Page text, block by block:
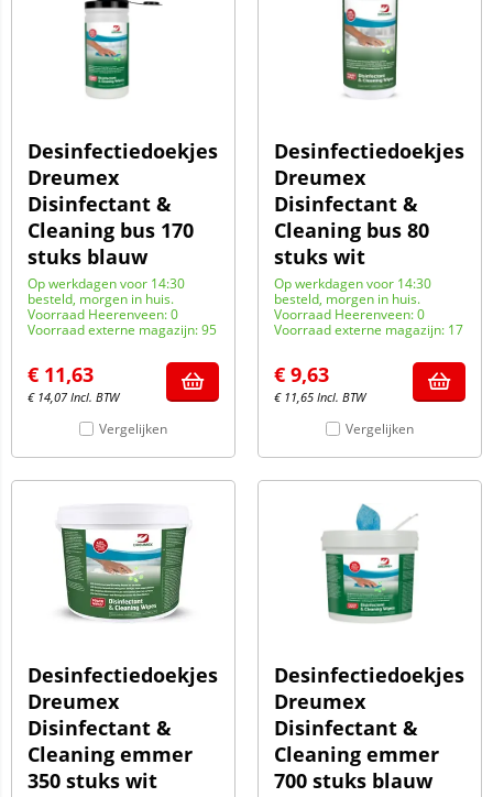
Desinfectiedoekjes
Dreumex
Disinfectant &
Cleaning bus 170
stuks blauw
Op werkdagen voor 14:30
besteld, morgen in huis.
Voorraad Heerenveen: 0
Voorraad externe magazijn: 95
€ 11,63
€ 14,07 Incl. BTW
Vergelijken
Desinfectiedoekjes
Dreumex
Disinfectant &
Cleaning bus 80
stuks wit
Op werkdagen voor 14:30
besteld, morgen in huis.
Voorraad Heerenveen: 0
Voorraad externe magazijn: 17
€ 9,63
€ 11,65 Incl. BTW
Vergelijken
Desinfectiedoekjes
Dreumex
Disinfectant &
Cleaning emmer
350 stuks wit
Desinfectiedoekjes
Dreumex
Disinfectant &
Cleaning emmer
700 stuks blauw